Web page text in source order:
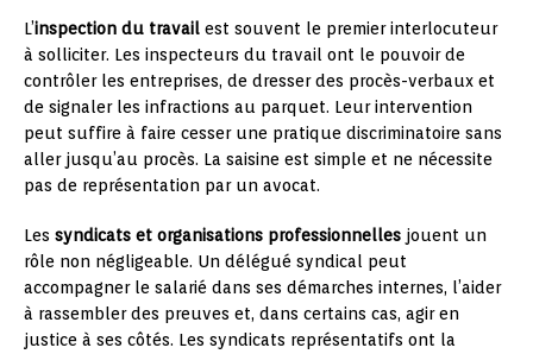
L’inspection du travail est souvent le premier interlocuteur
à solliciter. Les inspecteurs du travail ont le pouvoir de
contrôler les entreprises, de dresser des procès-verbaux et
de signaler les infractions au parquet. Leur intervention
peut suffire à faire cesser une pratique discriminatoire sans
aller jusqu’au procès. La saisine est simple et ne nécessite
pas de représentation par un avocat.
Les syndicats et organisations professionnelles jouent un
rôle non négligeable. Un délégué syndical peut
accompagner le salarié dans ses démarches internes, l’aider
à rassembler des preuves et, dans certains cas, agir en
justice à ses côtés. Les syndicats représentatifs ont la